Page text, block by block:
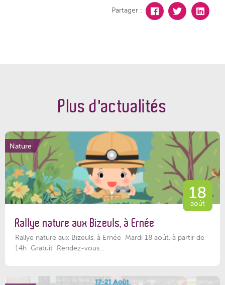
Partager :
Plus d'actualités
Nature
18
août
Rallye nature aux Bizeuls, à Ernée
Rallye nature aux Bizeuls, à Ernée Mardi 18 août, à partir de
14h Gratuit Rendez-vous...